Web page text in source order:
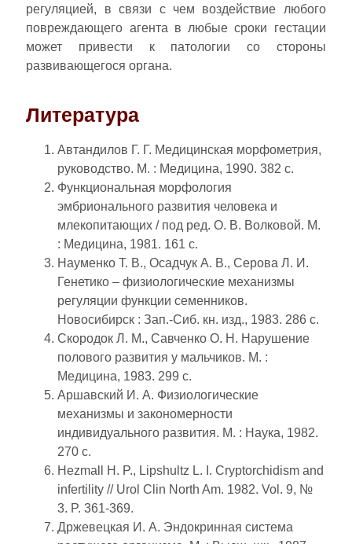
регуляцией, в связи с чем воздействие любого
повреждающего агента в любые сроки гестации
может привести к патологии со стороны
развивающегося органа.
Литература
Автандилов Г. Г. Медицинская морфометрия,
руководство. М. : Медицина, 1990. 382 с.
Функциональная морфология
эмбрионального развития человека и
млекопитающих / под ред. О. В. Волковой. М.
: Медицина, 1981. 161 с.
Науменко Т. В., Осадчук А. В., Серова Л. И.
Генетико – физиологические механизмы
регуляции функции семенников.
Новосибирск : Зап.-Сиб. кн. изд., 1983. 286 с.
Скородок Л. М., Савченко О. Н. Нарушение
полового развития у мальчиков. М. :
Медицина, 1983. 299 с.
Аршавский И. А. Физиологические
механизмы и закономерности
индивидуального развития. М. : Наука, 1982.
270 с.
Hezmall H. P., Lipshultz L. I. Cryptorchidism and
infertility // Urol Clin North Am. 1982. Vol. 9, №
3. P. 361-369.
Држевецкая И. А. Эндокринная система